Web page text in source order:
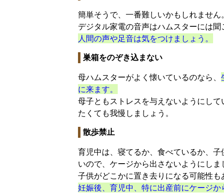
簡単そうで、一番難しいかもしれません。
デジタル家電の音声はハムスターには
人間の声や足音は気をつけましょう。
巣箱をのぞき込まない
母ハムスターがよく懐いているのなら、
に来ます。
母子ともストレスを与えないようにし
たくても我慢しましょう。
散歩禁止
育児中は、寝てるか、食べているか、
いので、ケージから出さないようにし
子供がどこかに置き去りになる可能性も
妊娠後、育児中、特に出産前にケージ